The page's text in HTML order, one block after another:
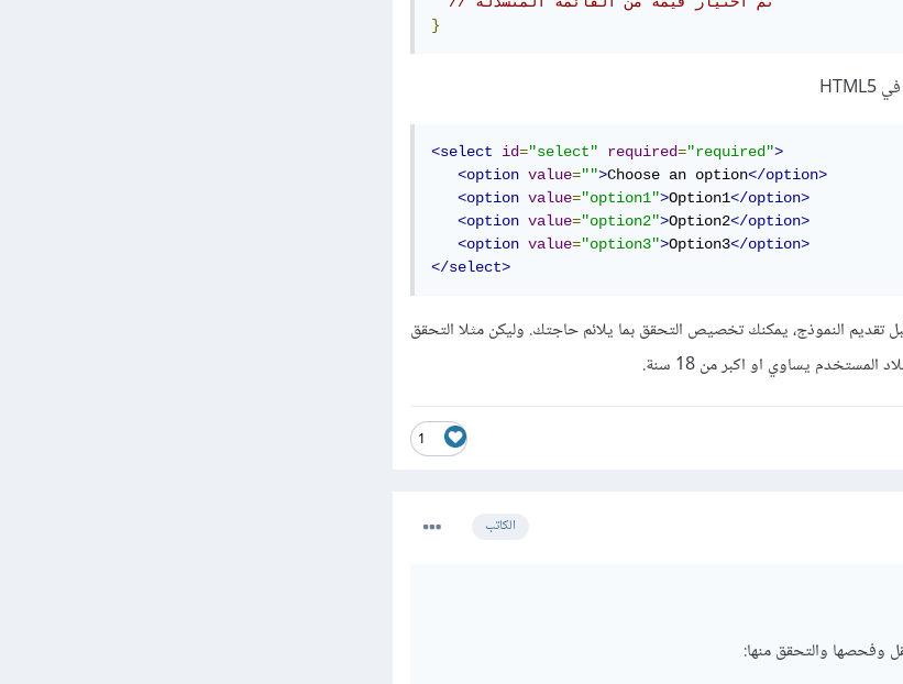
}
<select id="select" required="required">
<option value="">Choose an option</option>
<option value="option1">Option1</option>
<option value="option2">Option2</option>
<option value="option3">Option3</option>
</select>
تقديم النموذج، يمكنك تخصيص التحقق بما يلائم حاجتك. وليكن مثلا التحقق
يساوي او اكبر من 18 سنة.
1
الكاتب
وفحصها والتحقق منها: